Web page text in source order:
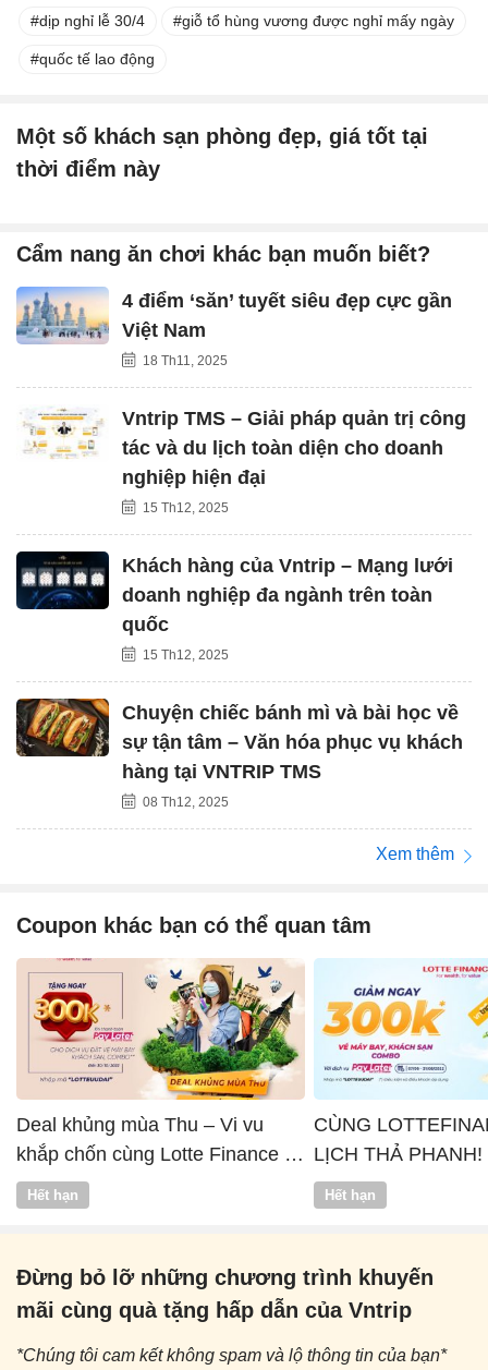
dịp nghỉ lễ 30/4 giỗ tổ hùng vương được nghỉ mấy ngày
quốc tế lao động
Một số khách sạn phòng đẹp, giá tốt tại
thời điểm này
Cẩm nang ăn chơi khác bạn muốn biết?
4 điểm ‘săn’ tuyết siêu đẹp cực gần
Việt Nam
18 Th11, 2025
Vntrip TMS – Giải pháp quản trị công
tác và du lịch toàn diện cho doanh
nghiệp hiện đại
15 Th12, 2025
Khách hàng của Vntrip – Mạng lưới
doanh nghiệp đa ngành trên toàn
quốc
15 Th12, 2025
Chuyện chiếc bánh mì và bài học về
sự tận tâm – Văn hóa phục vụ khách
hàng tại VNTRIP TMS
08 Th12, 2025
Xem thêm
Coupon khác bạn có thể quan tâm
Deal khủng mùa Thu – Vi vu
khắp chốn cùng Lotte Finance x
Vntrip
Hết hạn
CÙNG
LỊCH THẢ PHANH!
Hết hạn
Đừng bỏ lỡ những chương trình khuyến
mãi cùng quà tặng hấp dẫn của Vntrip
*Chúng tôi cam kết không spam và lộ thông tin của bạn*